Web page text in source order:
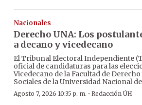
Nacionales
Derecho UNA: Los
a decano y vicedecano
El Tribunal Electoral Independiente
oficial de candidaturas para las
Vicedecano de la Facultad de
Sociales de la Universidad Nacional
Agosto 7, 2026 10:35 p. m. · Redacción ÚH